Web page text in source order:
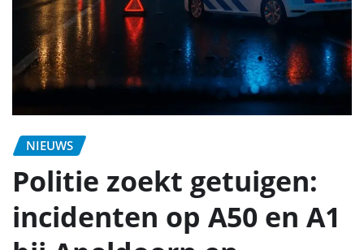
NIEUWS
Politie zoekt getuigen:
incidenten op A50 en A1